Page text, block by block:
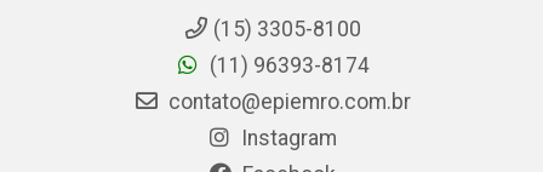
(15) 3305-8100
(11) 96393-8174
contato@epiemro.com.br
Instagram